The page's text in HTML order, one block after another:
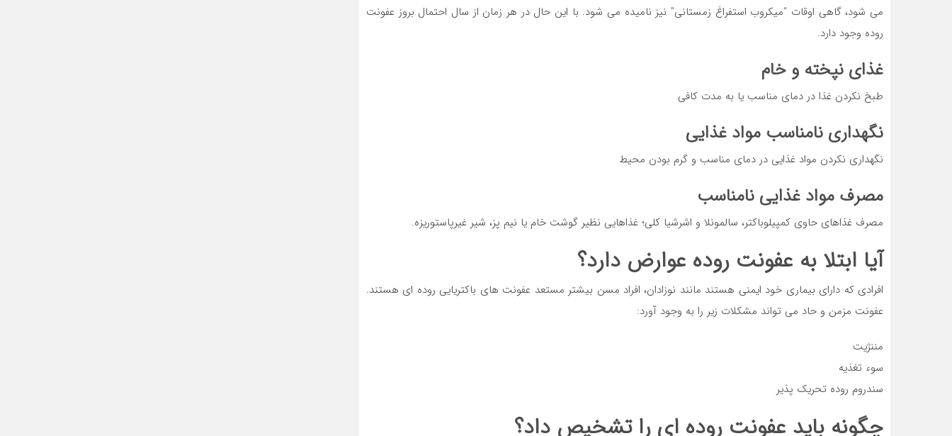
می شود، گاهی اوقات “میکروب استفراغ زمستانی” نیز نامیده می شود. با این حال در هر زمان از سال احتمال بروز عفونت
روده وجود دارد.
غذای نپخته و خام
طبخ نکردن غذا در دمای مناسب یا به مدت کافی
نگهداری نامناسب مواد غذایی
نگهداری نکردن مواد غذایی در دمای مناسب و گرم بودن محیط
مصرف مواد غذایی نامناسب
مصرف غذاهای حاوی کمپیلوباکتر، سالمونلا و اشرشیا کلی؛ غذاهایی نظیر گوشت خام یا نیم پز، شیر غیرپاستوریزه.
آیا ابتلا به عفونت روده عوارض دارد؟
افرادی که دارای بیماری خود ایمنی هستند مانند نوزادان، افراد مسن بیشتر مستعد عفونت های باکتریایی روده ای هستند.
عفونت مزمن و حاد می تواند مشکلات زیر را به وجود آورد:
مننژیت
سوء تغذیه
سندروم روده تحریک پذیر
چگونه باید عفونت روده ای را تشخیص داد؟